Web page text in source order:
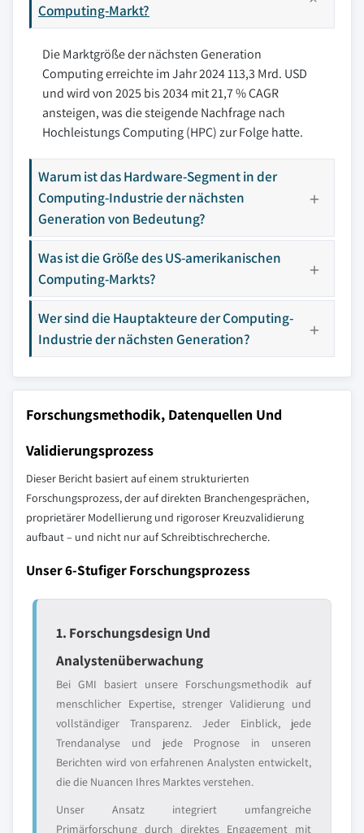
Computing-Markt?
Die Marktgröße der nächsten Generation
Computing erreichte im Jahr 2024 113,3 Mrd. USD
und wird von 2025 bis 2034 mit 21,7 % CAGR
ansteigen, was die steigende Nachfrage nach
Hochleistungs Computing (HPC) zur Folge hatte.
Warum ist das Hardware-Segment in der
Computing-Industrie der nächsten
Generation von Bedeutung?
Was ist die Größe des US-amerikanischen
Computing-Markts?
Wer sind die Hauptakteure der Computing-
Industrie der nächsten Generation?
Forschungsmethodik, Datenquellen Und
Validierungsprozess
Dieser Bericht basiert auf einem strukturierten
Forschungsprozess, der auf direkten Branchengesprächen,
proprietärer Modellierung und rigoroser Kreuzvalidierung
aufbaut – und nicht nur auf Schreibtischrecherche.
Unser 6-Stufiger Forschungsprozess
1. Forschungsdesign Und
Analystenüberwachung
Bei GMI basiert unsere Forschungsmethodik auf
menschlicher Expertise, strenger Validierung und
vollständiger Transparenz. Jeder Einblick, jede
Trendanalyse und jede Prognose in unseren
Berichten wird von erfahrenen Analysten entwickelt,
die die Nuancen Ihres Marktes verstehen.
Unser Ansatz integriert umfangreiche
Primärforschung durch direktes Engagement mit